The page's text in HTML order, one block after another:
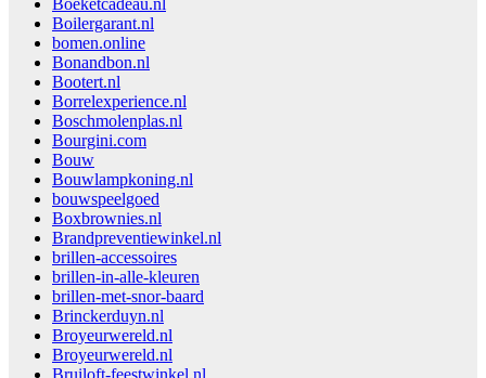
Boeketcadeau.nl
Boilergarant.nl
bomen.online
Bonandbon.nl
Bootert.nl
Borrelexperience.nl
Boschmolenplas.nl
Bourgini.com
Bouw
Bouwlampkoning.nl
bouwspeelgoed
Boxbrownies.nl
Brandpreventiewinkel.nl
brillen-accessoires
brillen-in-alle-kleuren
brillen-met-snor-baard
Brinckerduyn.nl
Broyeurwereld.nl
Broyeurwereld.nl
Bruiloft-feestwinkel.nl